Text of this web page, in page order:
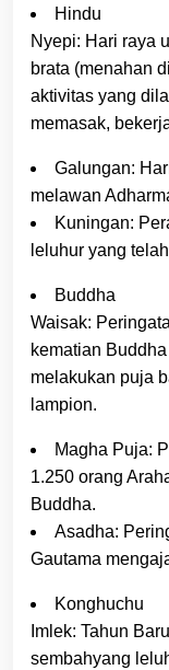
Hindu
Nyepi: Hari raya
brata (menahan
aktivitas yang
memasak,
Galungan:
melawan
Kuningan:
leluhur yang
Buddha
Waisak:
kematian
melakukan puja
lampion.
Magha Puja:
1.250 orang
Buddha.
Asadha:
Gautama
Konghuchu
Imlek: Tahun
sembahyang